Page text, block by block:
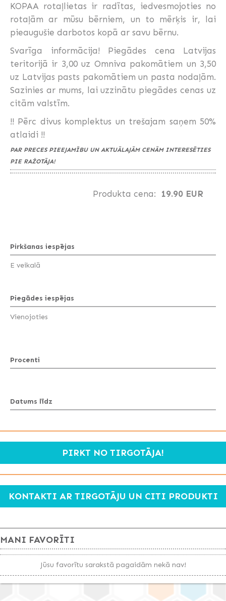
KOPAA rotaļlietas ir radītas, iedvesmojoties no
rotaļām ar mūsu bērniem, un to mērķis ir, lai
pieaugušie darbotos kopā ar savu bērnu.
Svarīga informācija! Piegādes cena Latvijas
teritorijā ir 3,00 uz Omniva pakomātiem un 3,50
uz Latvijas pasts pakomātiem un pasta nodaļām.
Sazinies ar mums, lai uzzinātu piegādes cenas uz
citām valstīm.
!! Pērc divus komplektus un trešajam saņem 50%
atlaidi !!
PAR PRECES PIEEJAMĪBU UN AKTUĀLAJĀM CENĀM INTERESĒTIES
PIE RAŽOTĀJA!
Produkta cena: 19.90 EUR
Pirkšanas iespējas
E veikalā
Piegādes iespējas
Vienojoties
Procenti
Datums līdz
PIRKT NO TIRGOTĀJA!
KONTAKTI AR TIRGOTĀJU UN CITI PRODUKTI
MANI FAVORĪTI
Jūsu favorītu sarakstā pagaidām nekā nav!